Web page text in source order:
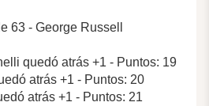
63 - George Russell
quedó atrás +1 - Puntos: 19
atrás +1 - Puntos: 20
atrás +1 - Puntos: 21